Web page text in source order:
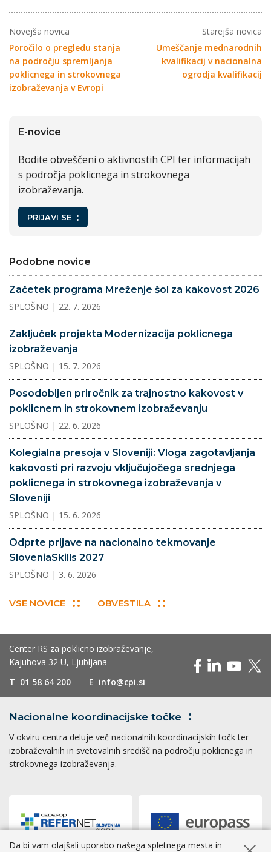
Novejša novica
Poročilo o pregledu stanja
na področju spremljanja
poklicnega in strokovnega
izobraževanja v Evropi
Starejša novica
Umeščanje mednarodnih
kvalifikacij v nacionalna
ogrodja kvalifikacij
E-novice
Bodite obveščeni o aktivnostih CPI ter informacijah
s področja poklicnega in strokovnega
izobraževanja.
PRIJAVI SE
Podobne novice
Začetek programa Mreženje šol za kakovost 2026
SPLOŠNO | 22. 7. 2026
Zaključek projekta Modernizacija poklicnega
izobraževanja
SPLOŠNO | 15. 7. 2026
Posodobljen priročnik za trajnostno kakovost v
poklicnem in strokovnem izobraževanju
SPLOŠNO | 22. 6. 2026
Kolegialna presoja v Sloveniji: Vloga zagotavljanja
kakovosti pri razvoju vključujočega srednjega
poklicnega in strokovnega izobraževanja v
Sloveniji
SPLOŠNO | 15. 6. 2026
Odprte prijave na nacionalno tekmovanje
SloveniaSkills 2027
SPLOŠNO | 3. 6. 2026
VSE NOVICE OBVESTILA
Center RS za poklicno izobraževanje,
Kajuhova 32 U, Ljubljana
T 01 58 64 200 E info@cpi.si
Nacionalne koordinacijske točke
V okviru centra deluje več nacionalnih koordinacijskih točk ter
izobraževalnih in svetovalnih središč na področju poklicnega in
strokovnega izobraževanja.
Da bi vam olajšali uporabo našega spletnega mesta in